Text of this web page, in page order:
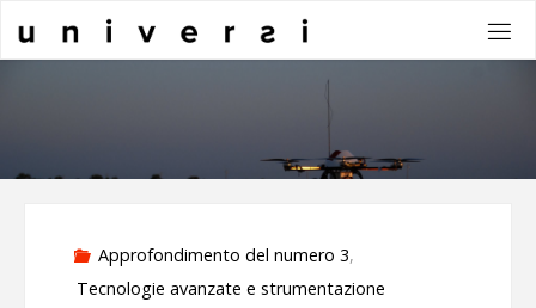
Approfondimento del numero 3,
Tecnologie avanzate e strumentazione